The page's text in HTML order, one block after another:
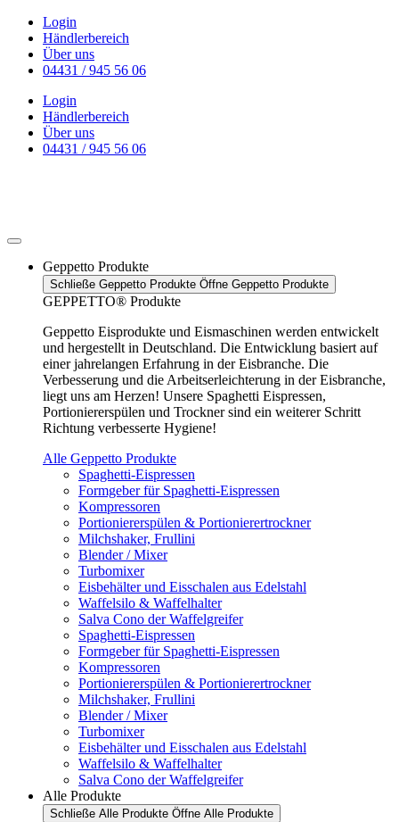
Zum
Inhalt
wechseln
Login
Händlerbereich
Über uns
04431 / 945 56 06
Login
Händlerbereich
Über uns
04431 / 945 56 06
Geppetto Produkte
Schließe Geppetto Produkte Öffne Geppetto Produkte
GEPPETTO® Produkte
Geppetto Eisprodukte und Eismaschinen werden entwickelt
und hergestellt in Deutschland. Die Entwicklung basiert auf
einer jahrelangen Erfahrung in der Eisbranche. Die
Verbesserung und die Arbeitserleichterung in der Eisbranche,
liegt uns am Herzen! Unsere Spaghetti Eispressen,
Portioniererspülen und Trockner sind ein weiterer Schritt
Richtung verbesserte Hygiene!
Alle Geppetto Produkte
Spaghetti-Eispressen
Formgeber für Spaghetti-Eispressen
Kompressoren
Portioniererspülen & Portionierertrockner
Milchshaker, Frullini
Blender / Mixer
Turbomixer
Eisbehälter und Eisschalen aus Edelstahl
Waffelsilo & Waffelhalter
Salva Cono der Waffelgreifer
Spaghetti-Eispressen
Formgeber für Spaghetti-Eispressen
Kompressoren
Portioniererspülen & Portionierertrockner
Milchshaker, Frullini
Blender / Mixer
Turbomixer
Eisbehälter und Eisschalen aus Edelstahl
Waffelsilo & Waffelhalter
Salva Cono der Waffelgreifer
Alle Produkte
Schließe Alle Produkte Öffne Alle Produkte